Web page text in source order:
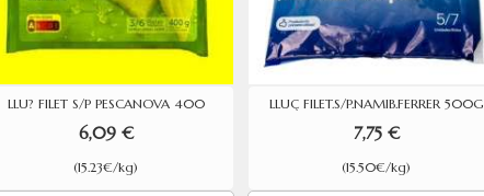
LLU? FILET S/P PESCANOVA 400
6,09 €
(15.23€/kg)
LLUÇ FILET.S/P.NAMIB.FERRER 500G
7,75 €
(15.50€/kg)